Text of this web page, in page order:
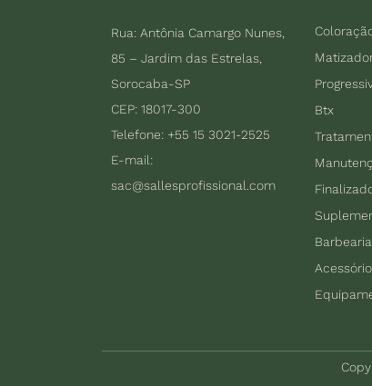
Rua: Antônia Camargo Nunes,
85 – Jardim das Estrelas,
Sorocaba-SP
CEP: 18017-300
Telefone: +55 15 3021-2525
E-mail:
sac@sallesprofissional.com
Btx
Barbearia